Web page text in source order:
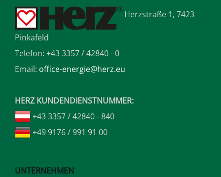
Herzstraße 1, 7423
Pinkafeld
Telefon: +43 3357 / 42840 - 0
Email: office-energie@herz.eu
HERZ KUNDENDIENSTNUMMER:
+43 3357 / 42840 - 840
+49 9176 / 991 91 00
UNTERNEHMEN